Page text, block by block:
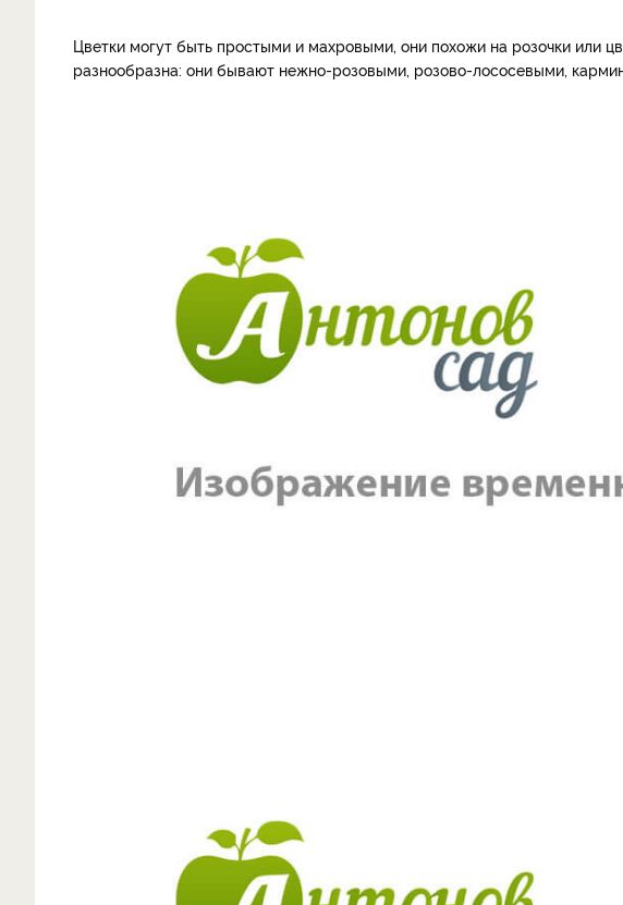
Цветки могут быть простыми и махровыми, они похожи на розочки или
разнообразна: они бывают нежно-розовыми, розово-лососевыми,